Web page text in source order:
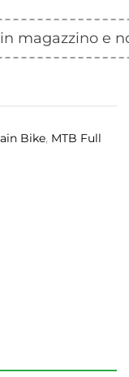
magazzino e
Bike, MTB Full